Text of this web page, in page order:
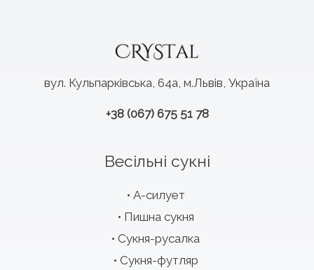
вул. Кульпарківська, 64а, м.Львів, Україна
+38 (067) 675 51 78
Весільні сукні
А-силует
Пишна сукня
Сукня-русалка
Сукня-футляр